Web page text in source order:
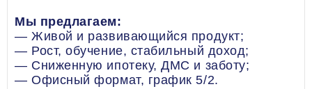
Мы предлагаем:
— Живой и развивающийся продукт;
— Рост, обучение, стабильный доход;
— Сниженную ипотеку, ДМС и заботу;
— Офисный формат, график 5/2.